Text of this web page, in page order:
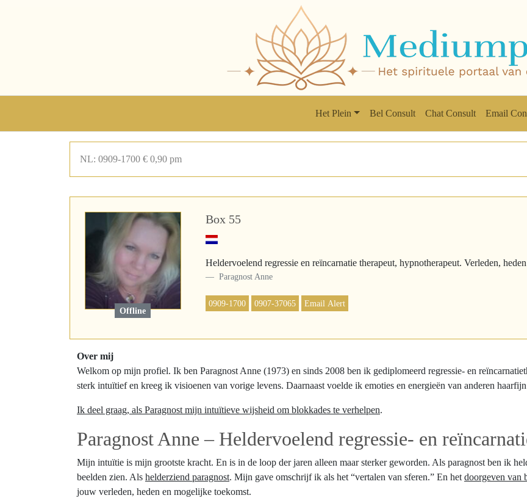
Het Plein Bel Consult Chat Consult Email
NL: 0909-1700 € 0,90 pm
Offline
Box 55
Heldervoelend regressie en reïncarnatie therapeut, hypnotherapeut. Verleden,
Paragnost Anne
0909-1700 0907-37065 Email Alert
Over mij
Welkom op mijn profiel. Ik ben Paragnost Anne (1973) en sinds 2008 ben ik gediplomeerd regressie- en
sterk intuïtief en kreeg ik visioenen van vorige levens. Daarnaast voelde ik emoties en energieën van anderen haarfijn
Ik deel graag, als Paragnost mijn intuïtieve wijsheid om blokkades te verhelpen.
Paragnost Anne – Heldervoelend regressie- en
Mijn intuïtie is mijn grootste kracht. En is in de loop der jaren alleen maar sterker geworden. Als paragnost ben ik
beelden zien. Als helderziend paragnost. Mijn gave omschrijf ik als het “vertalen van sferen.” En het doorgeven van
jouw verleden, heden en mogelijke toekomst.